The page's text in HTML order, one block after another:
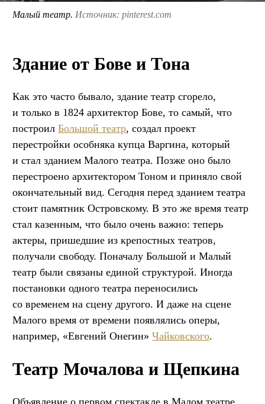
Малый театр. Источник: pinterest.com
Здание от Бове и Тона
Как это часто бывало, здание театр сгорело,
и только в 1824 архитектор Бове, то самый, что
построил Большой театр, создал проект
перестройки особняка купца Варгина, который
и стал зданием Малого театра. Позже оно было
перестроено архитектором Тоном и приняло свой
окончательный вид. Сегодня перед зданием театра
стоит памятник Островскому. В это же время театр
стал казенным, что было очень важно: теперь
актеры, пришедшие из крепостных театров,
получали свободу. Поначалу Большой и Малый
театр были связаны единой структурой. Иногда
постановки одного театра переносились
со временем на сцену другого. И даже на сцене
Малого время от времени появлялись оперы,
например, «Евгений Онегин» Чайковского.
Театр Мочалова и Щепкина
Объявление о первом спектакле в Малом театре